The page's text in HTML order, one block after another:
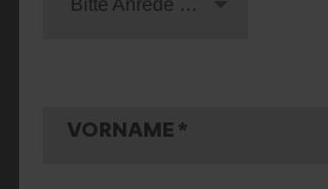
Bitte Anrede wählen
VORNAME